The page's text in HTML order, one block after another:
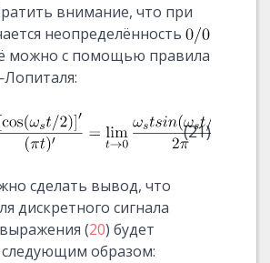
внимание, что при
неопределённость
можно с помощью правила
(21)
сделать вывод, что
дискретного сигнала
(20) будет
следующим образом: